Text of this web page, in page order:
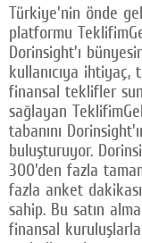
© 2026 TÜM HAKLARI
Türkiye'nin önde
platformu
Dorinsight'ı
kullanıcıya ihtiyaç,
finansal teklifler
sağlayan
tabanını
buluşturuyor.
300'den fazla
fazla anket
sahip. Bu satın
finansal